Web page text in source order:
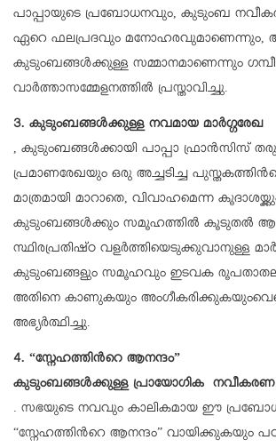
പാപ്പായുടെ പ്രബോധനവും, കുടുംബ
ഏറെ ഫലപ്രദവും മനോഹരവുമാണെന്നും,
കുടുംബങ്ങൾക്കുള്ള സമ്മാനമാണെന്നും
വാർത്താസമ്മേളനത്തിൽ പ്രസ്താവിച്ചു.
3. കുടുംബങ്ങൾക്കുള്ള നവമായ മാർഗ്ഗരേഖ
, കുടുംബങ്ങൾക്കായി പാപ്പാ ഫ്രാൻസിസ്
പ്രമാണരേഖയും ഒരു അച്ചടിച്ച
മാത്രമായി മാറാതെ, വിവാഹമെന്ന
കുടുംബങ്ങൾക്കും സമൂഹത്തിൽ കൂടുതൽ
സ്ഥിരപ്രതിഷ്ഠ വളർത്തിയെടുക്കുവാനുള്ള
കുടുംബങ്ങളും സമൂഹവും ഇടവക രൂപതാതല
അതിനെ കാണുകയും
അഭ്യർത്ഥിച്ചു.
4. “സ്നേഹത്തിന്‍റെ ആനന്ദം”
കുടുംബങ്ങൾക്കുള്ള പ്രായോഗിക നവീകരണ
. സഭയുടെ നവവും കാലികമായ ഈ
“സ്നേഹത്തിന്‍റെ ആനന്ദം” വായിക്കുകയും